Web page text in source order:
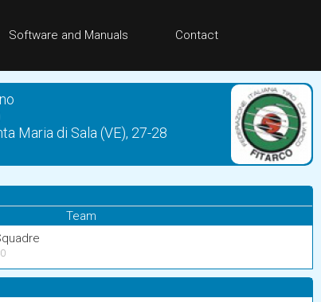
Software and Manuals Contact
Maria di Sala (VE), 27-28
Team